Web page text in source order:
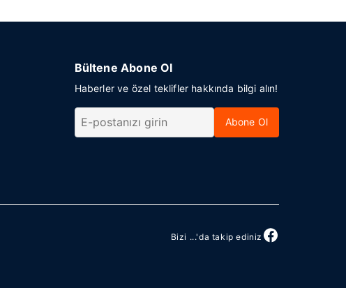
Bültene Abone Ol
Haberler ve özel teklifler hakkında bilgi alın!
Abone Ol
Bizi ...'da takip ediniz